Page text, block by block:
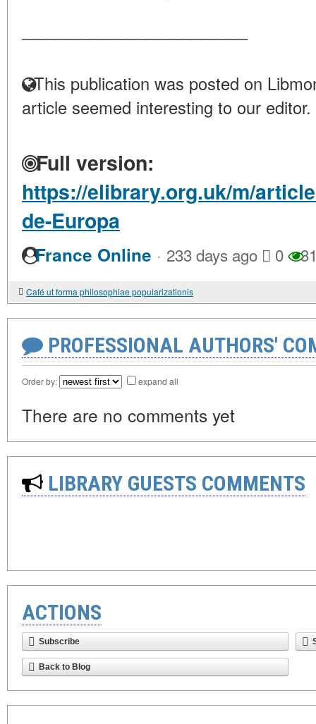
This publication was posted on
article seemed interesting to our editor.
Full version:
https://elibrary.org.uk/m/
de-Europa
France Online · 233 days ago 0
Café ut forma philosophiae popularizationis
PROFESSIONAL AUTHORS'
Order by: expand all
There are no comments yet
LIBRARY GUESTS COMMENTS
ACTIONS
Subscribe
Back to Blog